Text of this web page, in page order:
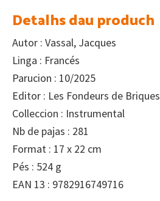
Detalhs dau produch
Autor : Vassal, Jacques
Linga : Francés
Parucion : 10/2025
Editor : Les Fondeurs de Briques
Colleccion : Instrumental
Nb de pajas : 281
Format : 17 x 22 cm
Pés : 524 g
EAN 13 : 9782916749716